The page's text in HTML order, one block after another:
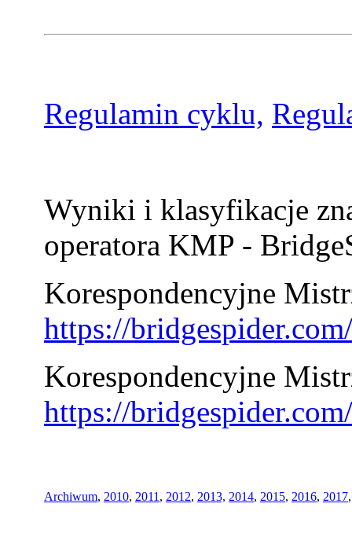
Regulamin cyklu,
Wyniki i klasyfikacje
operatora KMP -
Korespondencyjne
https://
Korespondencyjne
https://
Archiwum, 2010, 2011 , 2012, 2013, 2014, 2015, 2016, 2017